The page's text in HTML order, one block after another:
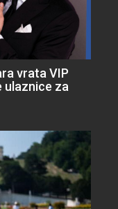
vrata VIP
ulaznice za